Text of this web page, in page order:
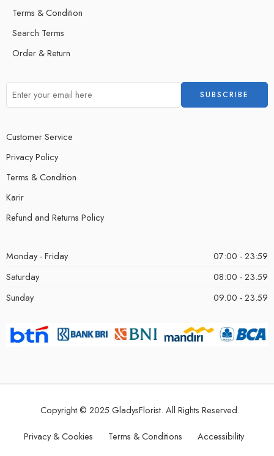
Terms & Condition
Search Terms
Order & Return
Customer Service
Privacy Policy
Terms & Condition
Karir
Refund and Returns Policy
Monday - Friday
07:00 - 23:59
Saturday
08:00 - 23.59
Sunday
09.00 - 23.59
Copyright © 2025 GladysFlorist. All Rights Reserved.
Privacy & Cookies Terms & Conditions Accessibility